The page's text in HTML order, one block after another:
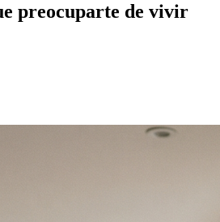
preocuparte de vivir